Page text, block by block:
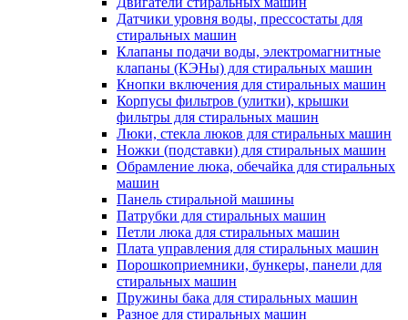
Датчики уровня воды, прессостаты для
стиральных машин
Клапаны подачи воды, электромагнитные
клапаны (КЭНы) для стиральных машин
Кнопки включения для стиральных машин
Корпусы фильтров (улитки), крышки
фильтры для стиральных машин
Люки, стекла люков для стиральных машин
Ножки (подставки) для стиральных машин
Обрамление люка, обечайка для стиральных
машин
Панель стиральной машины
Патрубки для стиральных машин
Петли люка для стиральных машин
Плата управления для стиральных машин
Порошкоприемники, бункеры, панели для
стиральных машин
Пружины бака для стиральных машин
Разное для стиральных машин